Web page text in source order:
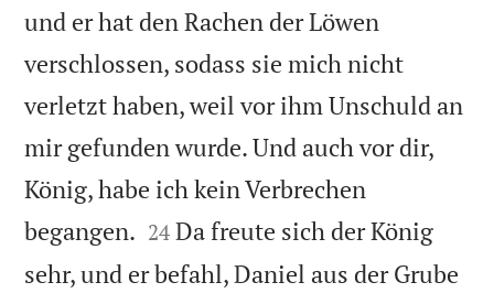
und er hat den Rachen der Löwen
verschlossen, sodass sie mich nicht
verletzt haben, weil vor ihm Unschuld an
mir gefunden wurde. Und auch vor dir,
König, habe ich kein Verbrechen
begangen. 

24 Da freute sich der König
sehr, und er befahl, Daniel aus der Grube